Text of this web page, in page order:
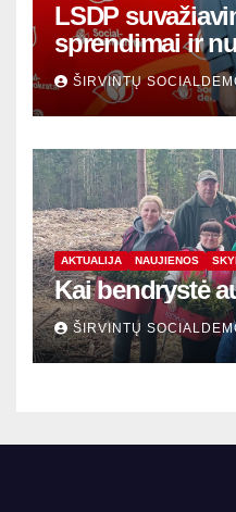
LSDP
sprendimai ir
susitikimai
ŠIRVINTŲ
AKTUALIJA NAUJIENOS
Kai bendrystė
ŠIRVINTŲ